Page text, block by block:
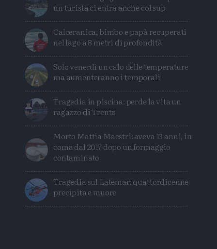
un turista ci entra anche col sup
Calceranica, bimbo e papà recuperati
nel lago a 8 metri di profondità
Solo venerdì un calo delle temperature
ma aumenteranno i temporali
Tragedia in piscina: perde la vita un
ragazzo di Trento
Morto Mattia Maestri: aveva 13 anni, in
coma dal 2017 dopo un formaggio
contaminato
Tragedia sul Latemar: quattordicenne
precipita e muore